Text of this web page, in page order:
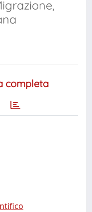
completa